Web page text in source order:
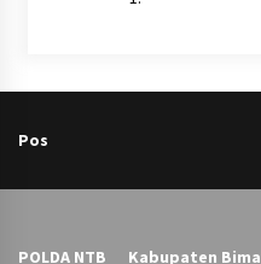
Pos
POLDA NTB Kabupaten Bima